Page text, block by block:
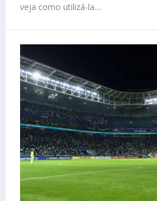
veja como utilizá-la....